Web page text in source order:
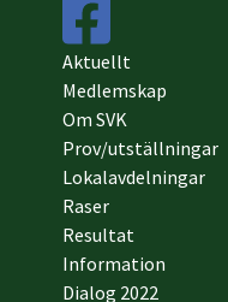
Aktuellt
Medlemskap
Om SVK
Prov/utställningar
Lokalavdelningar
Raser
Resultat
Information
Dialog 2022